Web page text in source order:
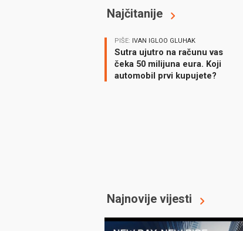
Najčitanije
PIŠE: IVAN IGLOO GLUHAK
Sutra ujutro na računu vas
čeka 50 milijuna eura. Koji
automobil prvi kupujete?
Najnovije vijesti